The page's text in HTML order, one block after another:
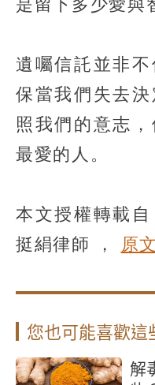
是留下多少愛與
遺囑信託並非
保當我們失去
照我們的意志
最愛的人。
本文授權轉載
挺絹律師 ，
原
您也可能喜歡這
解